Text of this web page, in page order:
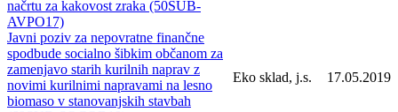
načrtu za kakovost zraka (50SUB-
AVPO17)
Javni poziv za nepovratne finančne
spodbude socialno šibkim občanom za
zamenjavo starih kurilnih naprav z
novimi kurilnimi napravami na lesno
biomaso v stanovanjskih stavbah
Eko sklad, j.s. 17.05.2019